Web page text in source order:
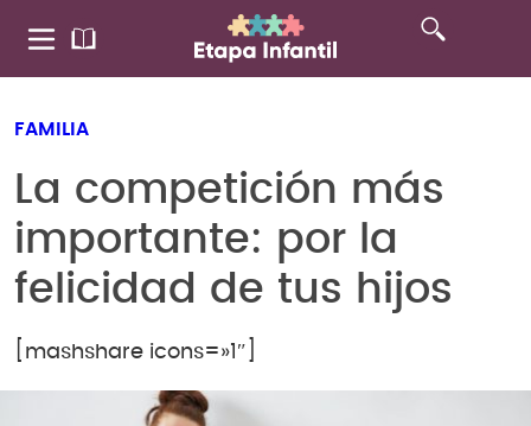
FAMILIA
La competición más
importante: por la
felicidad de tus hijos
[mashshare icons=»1″]